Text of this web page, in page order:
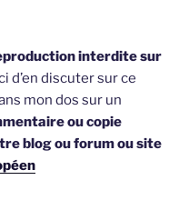
interdite sur
d’en discuter sur ce
mon dos sur un
ou copie
blog ou forum ou site